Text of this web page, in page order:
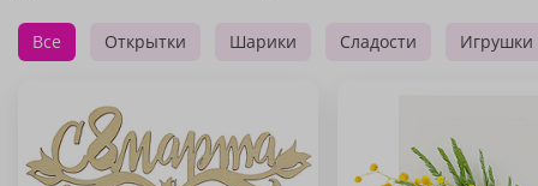
Все Открытки Шарики Сладости Игрушки